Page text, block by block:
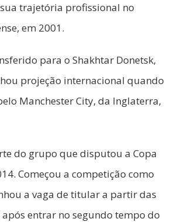
trajetória profissional no
em 2001.
para o Shakhtar Donetsk,
projeção internacional quando
Manchester City, da Inglaterra,
do grupo que disputou a Copa
Começou a competição como
a vaga de titular a partir das
entrar no segundo tempo do